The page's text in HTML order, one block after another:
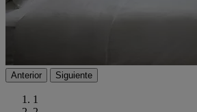
Anterior Siguiente
1